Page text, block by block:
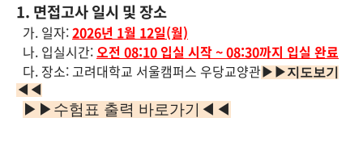
1. 면접고사 일시 및 장소
가. 일자: 2026년 1월 12일(월)
나. 입실시간: 오전 08:10 입실 시작 ~ 08:30까지 입실 완료
다. 장소: 고려대학교 서울캠퍼스 우당교양관 ▶▶지도보기
◀◀
▶▶수험표 출력 바로가기◀◀